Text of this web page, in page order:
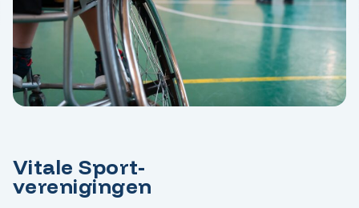
Vitale Sport-
verenigingen